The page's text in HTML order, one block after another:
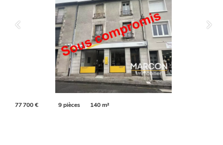
77 700 € 9 pièces 140 m²